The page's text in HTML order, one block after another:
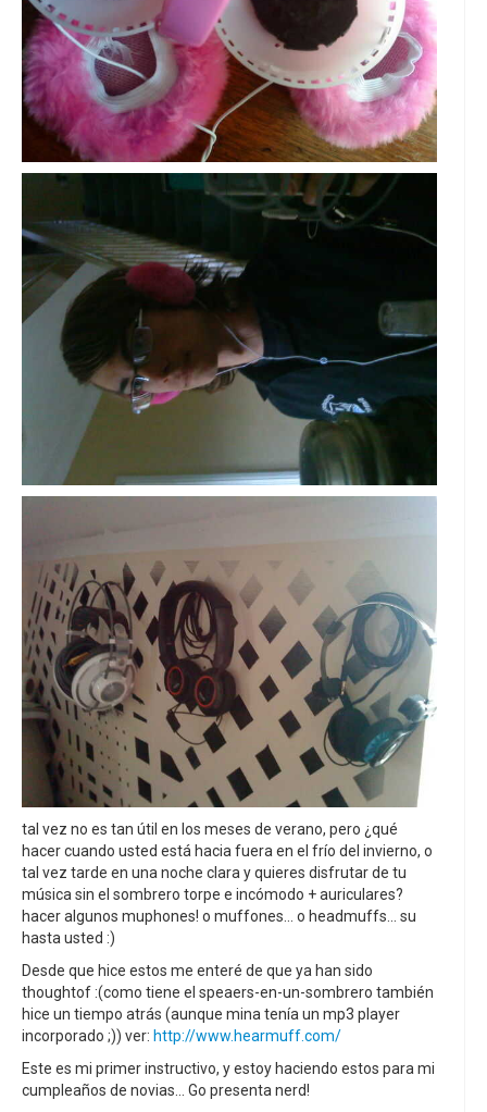
tal vez no es tan útil en los meses de verano, pero ¿qué
hacer cuando usted está hacia fuera en el frío del invierno, o
tal vez tarde en una noche clara y quieres disfrutar de tu
música sin el sombrero torpe e incómodo + auriculares?
hacer algunos muphones! o muffones... o headmuffs... su
hasta usted :)
Desde que hice estos me enteré de que ya han sido
thoughtof :(como tiene el speaers-en-un-sombrero también
hice un tiempo atrás (aunque mina tenía un mp3 player
incorporado ;)) ver: http://www.hearmuff.com/
Este es mi primer instructivo, y estoy haciendo estos para mi
cumpleaños de novias... Go presenta nerd!